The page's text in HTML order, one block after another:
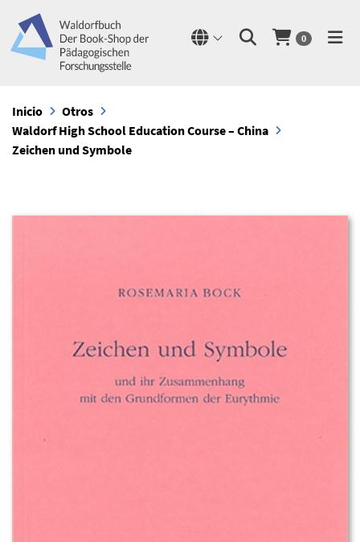
0
Inicio
Otros
Waldorf High School Education Course – China
Zeichen und Symbole